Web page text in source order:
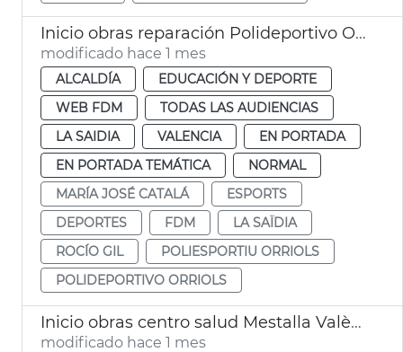
Inicio obras reparación Polideportivo Orriols València
modificado hace 1 mes
ALCALDÍA
EDUCACIÓN Y DEPORTE
WEB FDM
TODAS LAS AUDIENCIAS
LA SAIDIA
VALENCIA
EN PORTADA
EN PORTADA TEMÁTICA
NORMAL
MARÍA JOSÉ CATALÁ
ESPORTS
DEPORTES
FDM
LA SAÏDIA
ROCÍO GIL
POLIESPORTIU ORRIOLS
POLIDEPORTIVO ORRIOLS
Inicio obras centro salud Mestalla València
modificado hace 1 mes